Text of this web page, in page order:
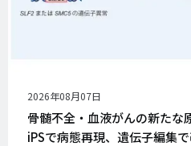
公
開
日
2026年08月07日
骨髄不全・血液がんの新た
iPSで病態再現、遺伝子編集